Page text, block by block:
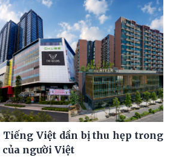
Tiếng Việt dần bị thu hẹp trong
người Việt